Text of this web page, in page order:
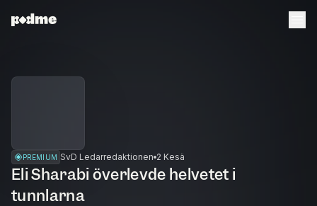
PREMIUM SvD Ledarredaktionen 2 Kesä
Eli Sharabi överlevde helvetet i
tunnlarna